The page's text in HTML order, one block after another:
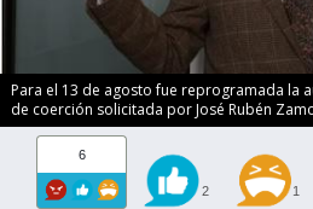
Para el 13 de agosto fue reprogramada la
de coerción solicitada por José Rubén
6
2 1